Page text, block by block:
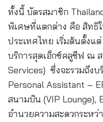
ทั้งนี้ บัตรสมาชิก
พิเศษที่แตกต่าง คือ สิทธิ
ประเทศไทย เริ่มต้นตั้งแ
บริการสุดเอ็กซ์คลูซีฟ ณ
Services) ซึ่งจะรวมถึง
Personal Assistant –
สนามบิน (VIP Lounge),
อำนวยความสะดวกระหว่